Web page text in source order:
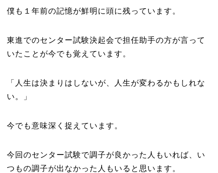
僕も１年前の記憶が鮮明に頭に残っています。
東進でのセンター試験決起会で担任助手の方が言って
いたことが今でも覚えています。
「人生は決まりはしないが、人生が変わるかもしれな
い。」
今でも意味深く捉えています。
今回のセンター試験で調子が良かった人もいれば、い
つもの調子が出なかった人もいると思います。